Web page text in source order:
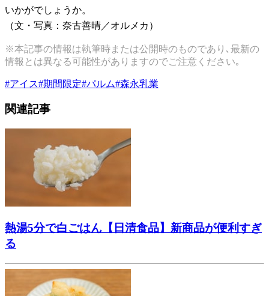
いかがでしょうか。
（文・写真：奈古善晴／オルメカ）
※本記事の情報は執筆時または公開時のものであり､最新の
情報とは異なる可能性がありますのでご注意ください｡
#アイス#期間限定#パルム#森永乳業
関連記事
熱湯5分で白ごはん【日清食品】新商品が便利すぎ
る